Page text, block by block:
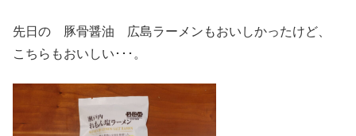
先日の 豚骨醤油 広島ラーメンもおいしかったけど、
こちらもおいしい･･･。